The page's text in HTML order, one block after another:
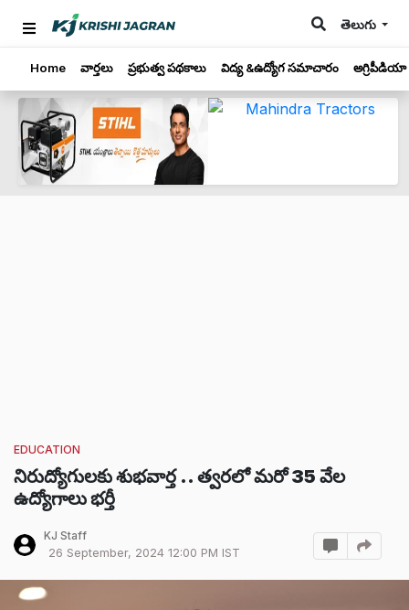
తెలుగు
Home వార్తలు ప్రభుత్వ పథకాలు విద్య &ఉద్యోగ సమాచారం అగ్రిపీడియా
EDUCATION
నిరుద్యోగులకు శుభవార్త .. త్వరలో మరో 35 వేల
ఉద్యోగాలు భర్తీ
KJ Staff
26 September, 2024 12:00 PM IST